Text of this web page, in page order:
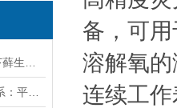
备，可
溶解氧
连续工